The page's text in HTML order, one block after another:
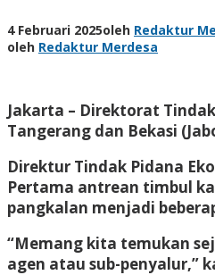
4 Februari 2025oleh Redaktur
oleh Redaktur Merdesa
Jakarta – Direktorat
Tangerang dan Bekasi
Direktur Tindak Pidana
Pertama antrean timbul
pangkalan menjadi
“Memang kita temukan
agen atau sub-penyalur,”